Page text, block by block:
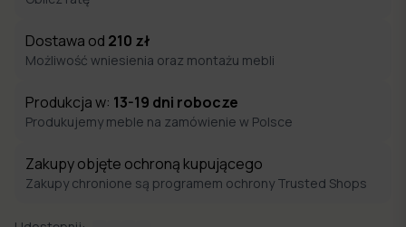
Dostawa od 210 zł
Możliwość wniesienia oraz montażu mebli
Produkcja w: 13-19 dni robocze
Produkujemy meble na zamówienie w Polsce
Zakupy objęte ochroną kupującego
Zakupy chronione są programem ochrony Trusted Shops